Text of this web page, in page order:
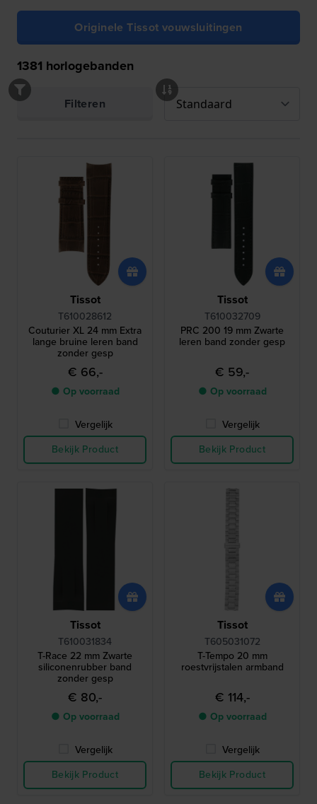
Originele Tissot vouwsluitingen
1381 horlogebanden
Filteren
Tissot
T610028612
Couturier XL 24 mm Extra
lange bruine leren band
zonder gesp
€ 66,-
● Op voorraad
Vergelijk
Bekijk Product
Tissot
T610032709
PRC 200 19 mm Zwarte
leren band zonder gesp
€ 59,-
● Op voorraad
Vergelijk
Bekijk Product
Tissot
T610031834
T-Race 22 mm Zwarte
siliconenrubber band
zonder gesp
€ 80,-
● Op voorraad
Vergelijk
Bekijk Product
Tissot
T605031072
T-Tempo 20 mm
roestvrijstalen armband
€ 114,-
● Op voorraad
Vergelijk
Bekijk Product